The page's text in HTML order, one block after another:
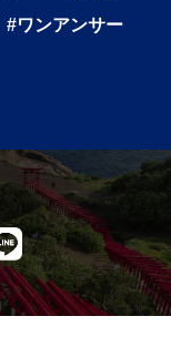
#ワンアンサー